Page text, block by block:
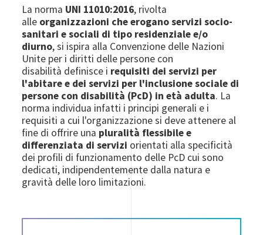
La norma UNI 11010:2016, rivolta
alle organizzazioni che erogano servizi socio-
sanitari e sociali di tipo residenziale e/o
diurno, si ispira alla Convenzione delle Nazioni
Unite per i diritti delle persone con
disabilità definisce i requisiti dei servizi per
l'abitare e dei servizi per l'inclusione sociale di
persone con disabilità (PcD) in età adulta. La
norma individua infatti i principi generali e i
requisiti a cui l'organizzazione si deve attenere al
fine di offrire una pluralità flessibile e
differenziata di servizi orientati alla specificità
dei profili di funzionamento delle PcD cui sono
dedicati, indipendentemente dalla natura e
gravità delle loro limitazioni.